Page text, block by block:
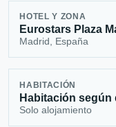
HOTEL Y ZONA
Eurostars Plaza
Madrid, España
HABITACIÓN
Habitación
Solo alojamiento